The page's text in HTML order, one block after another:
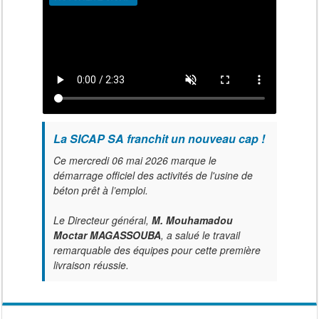
La SICAP SA franchit un nouveau cap !
Ce mercredi 06 mai 2026 marque le
démarrage officiel des activités de l'usine de
béton prêt à l’emploi.
Le Directeur général, M. Mouhamadou
Moctar MAGASSOUBA, a salué le travail
remarquable des équipes pour cette première
livraison réussie.